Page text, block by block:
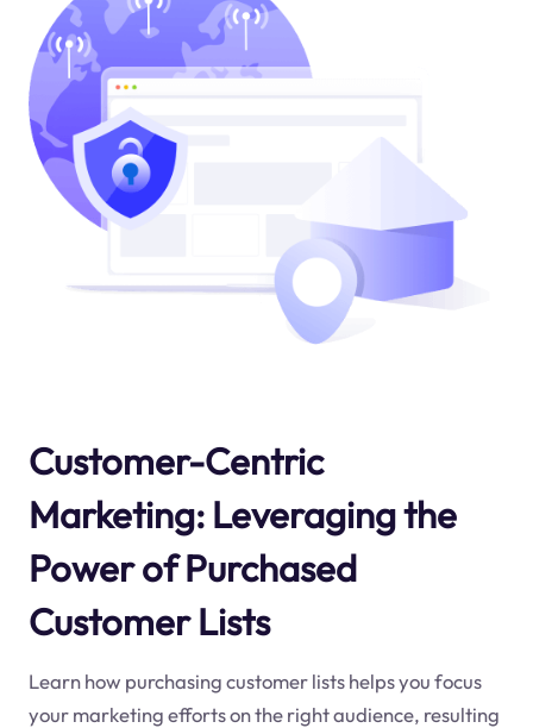
Customer-Centric
Marketing: Leveraging the
Power of Purchased
Customer Lists
Learn how purchasing customer lists helps you focus
your marketing efforts on the right audience, resulting